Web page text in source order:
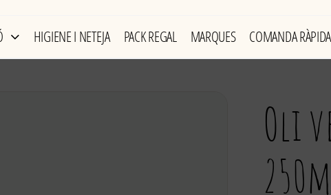
HIGIENE I NETEJA PACK REGAL MARQUES COMANDA RÀPIDA
Oli